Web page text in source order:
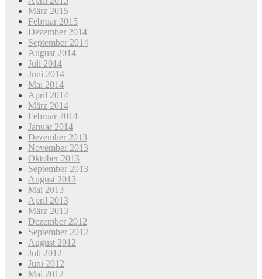
März 2015
Februar 2015
Dezember 2014
September 2014
August 2014
Juli 2014
Juni 2014
Mai 2014
April 2014
März 2014
Februar 2014
Januar 2014
Dezember 2013
November 2013
Oktober 2013
September 2013
August 2013
Mai 2013
April 2013
März 2013
Dezember 2012
September 2012
August 2012
Juli 2012
Juni 2012
Mai 2012